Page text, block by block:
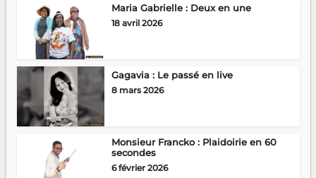
Maria Gabrielle : Deux en une
18 avril 2026
Gagavia : Le passé en live
8 mars 2026
Monsieur Francko : Plaidoirie en 60
secondes
6 février 2026